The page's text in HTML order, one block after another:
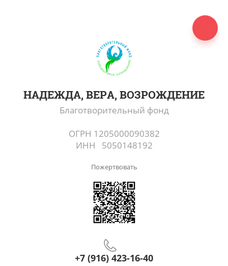
НАДЕЖДА, ВЕРА, ВОЗРОЖДЕНИЕ
Благотворительный фонд
ОГРН 1205000090382
ИНН 5050148192
+7 (916) 423-16-40
Пожертвовать